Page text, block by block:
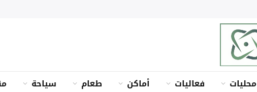
محليات فعاليات أماكن طعام سياحة